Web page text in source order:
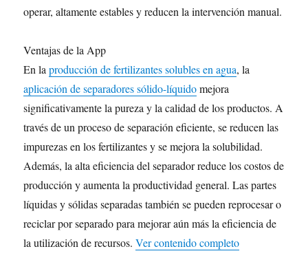
operar, altamente estables y reducen la intervención manual.
Ventajas de la App
En laproducción de fertilizantes solubles en agua, la
aplicación de separadores sólido-líquidomejora
significativamente la pureza y la calidad de los productos. A
través de un proceso de separación eficiente, se reducen las
impurezas en los fertilizantes y se mejora la solubilidad.
Además, la alta eficiencia del separador reduce los costos de
producción y aumenta la productividad general. Las partes
líquidas y sólidas separadas también se pueden reprocesar o
reciclar por separado para mejorar aún más la eficiencia de
la utilización de recursos.Ver contenido completo